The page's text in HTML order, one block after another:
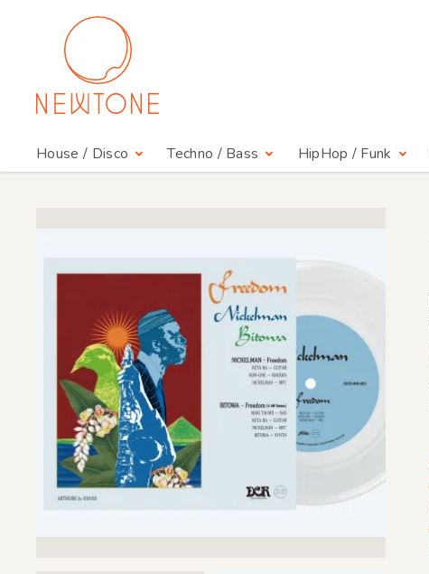
House / Disco Techno / Bass HipHop / Funk